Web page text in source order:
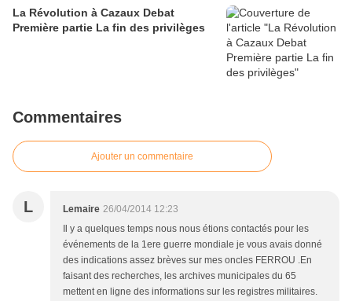
La Révolution à Cazaux Debat
Première partie La fin des privilèges
Commentaires
Ajouter un commentaire
L Lemaire 26/04/2014 12:23
Il y a quelques temps nous nous étions contactés pour les
événements de la 1ere guerre mondiale je vous avais donné
des indications assez brèves sur mes oncles FERROU .En
faisant des recherches, les archives municipales du 65
mettent en ligne des informations sur les registres militaires.